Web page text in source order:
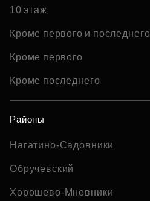
10 этаж
Кроме первого и последнего
Кроме первого
Кроме последнего
Районы
Нагатино-Садовники
Обручевский
Хорошево-Мневники